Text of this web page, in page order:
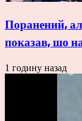
Поранений,
показав, шо
1 годину назад